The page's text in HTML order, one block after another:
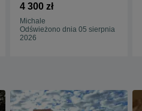
4 300 zł
Michale
Odświeżono dnia 05 sierpnia
2026